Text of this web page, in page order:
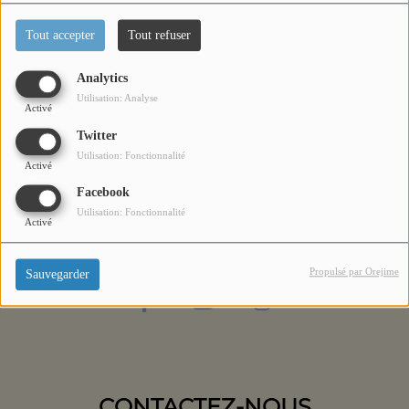
Tout accepter Tout refuser
Analytics
Activé
Utilisation: Analyse
Twitter
Activé
Utilisation: Fonctionnalité
Facebook
Activé
Utilisation: Fonctionnalité
Sauvegarder Propulsé par Orejime
Titres diffusés
Diffusions
Podcasts
Jeu concours
Contactez-nous
Se connecter